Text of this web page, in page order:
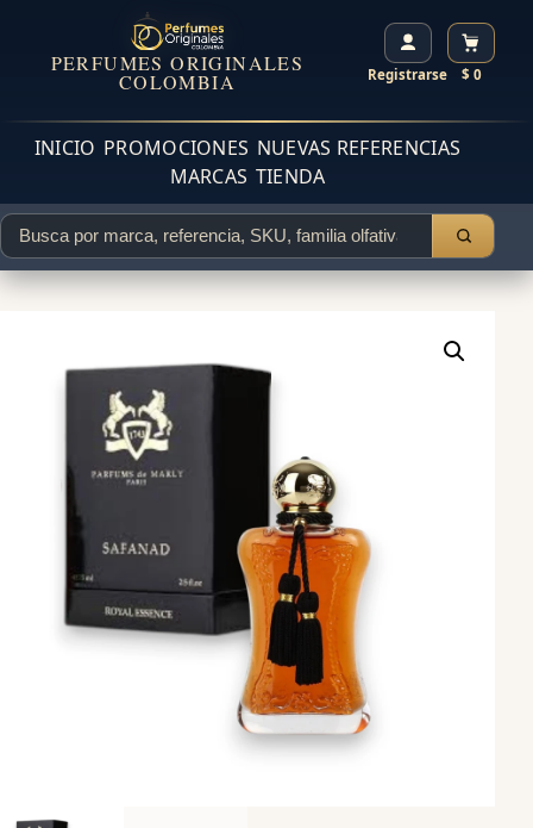
PERFUMES ORIGINALES
COLOMBIA Registrarse $ 0
INICIO PROMOCIONES NUEVAS REFERENCIAS
MARCAS TIENDA